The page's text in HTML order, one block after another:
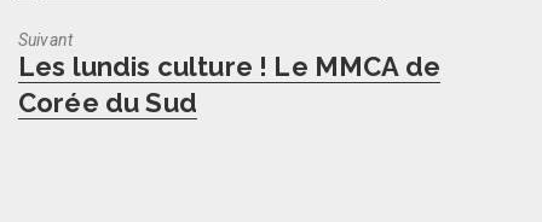
Suivant
Next
post:
Les lundis culture ! Le MMCA de
Corée du Sud